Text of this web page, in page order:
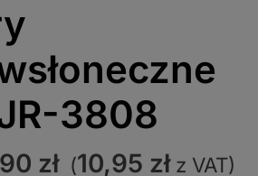
3808
zł Aktualna
(10,95 złz VAT)